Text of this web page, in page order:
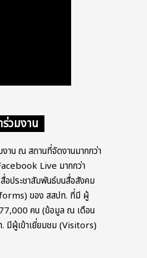
วมงาน
น ณ สถานที่จัดงานมากกว่า
Live มากกว่า
ประชาสัมพันธ์บนสื่อสังคม
ของ สสปท. ที่มี ผู้
คน (ข้อมูล ณ เดือน
. มีผู้เข้าเยี่ยมชม (Visitors)